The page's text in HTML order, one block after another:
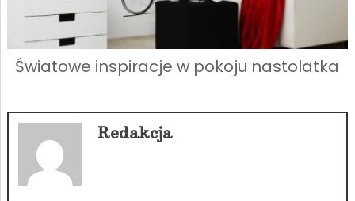
Światowe inspiracje w pokoju nastolatka
Redakcja